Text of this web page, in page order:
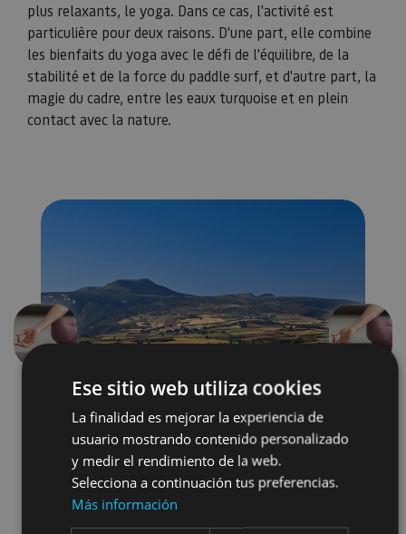
plus relaxants, le yoga. Dans ce cas, l'activité est
particulière pour deux raisons. D'une part, elle combine
les bienfaits du yoga avec le défi de l'équilibre, de la
stabilité et de la force du paddle surf, et d'autre part, la
magie du cadre, entre les eaux turquoise et en plein
contact avec la nature.
Précédent Suivant
Ese sitio web utiliza cookies
La finalidad es mejorar la experiencia de
usuario mostrando contenido personalizado
y medir el rendimiento de la web.
Selecciona a continuación tus preferencias.
Más información